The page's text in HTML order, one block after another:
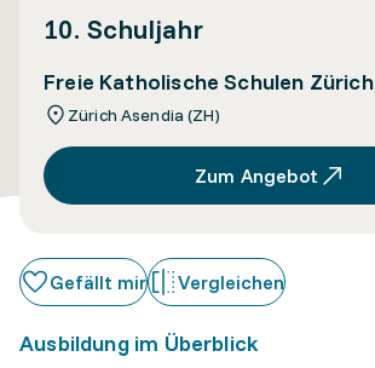
10. Schuljahr
Freie Katholische Schulen Zürich
Zürich Asendia (ZH)
Zum Angebot
Gefällt mir Vergleichen
Ausbildung im Überblick